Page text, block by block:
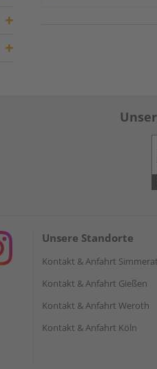
Unsere Standorte
Kontakt & Anfahrt
Kontakt & Anfahrt Gießen
Kontakt & Anfahrt Weroth
Kontakt & Anfahrt Köln